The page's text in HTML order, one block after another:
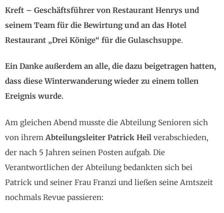
Kreft – Geschäftsführer von Restaurant Henrys und
seinem Team für die Bewirtung und an das Hotel
Restaurant „Drei Könige“ für die Gulaschsuppe.
Ein Danke außerdem an alle, die dazu beigetragen hatten,
dass diese Winterwanderung wieder zu einem tollen
Ereignis wurde.
Am gleichen Abend musste die Abteilung Senioren sich
von ihrem Abteilungsleiter Patrick Heil verabschieden,
der nach 5 Jahren seinen Posten aufgab. Die
Verantwortlichen der Abteilung bedankten sich bei
Patrick und seiner Frau Franzi und ließen seine Amtszeit
nochmals Revue passieren: